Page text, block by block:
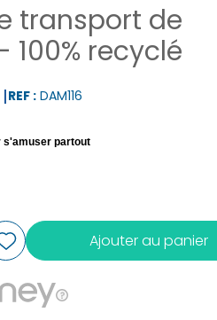
transport de
recyclé
REF : DAM116
s'amuser partout
Ajouter au panier